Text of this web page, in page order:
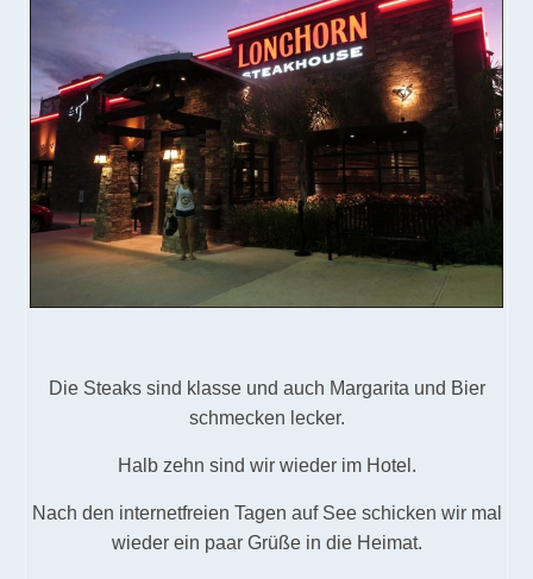
Die Steaks sind klasse und auch Margarita und Bier
schmecken lecker.
Halb zehn sind wir wieder im Hotel.
Nach den internetfreien Tagen auf See schicken wir mal
wieder ein paar Grüße in die Heimat.